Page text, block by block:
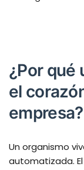
¿Por qué
el
empresa?
Un organismo
automatizada.